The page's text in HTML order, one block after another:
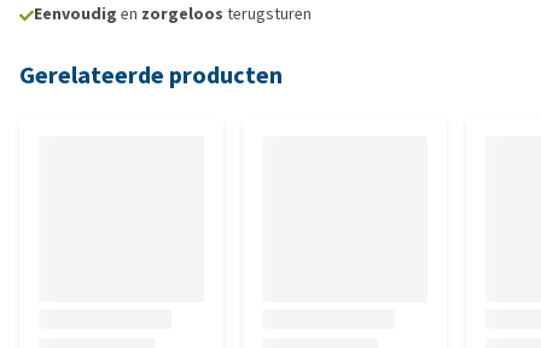
Eenvoudig en zorgeloos terugsturen
Gerelateerde producten